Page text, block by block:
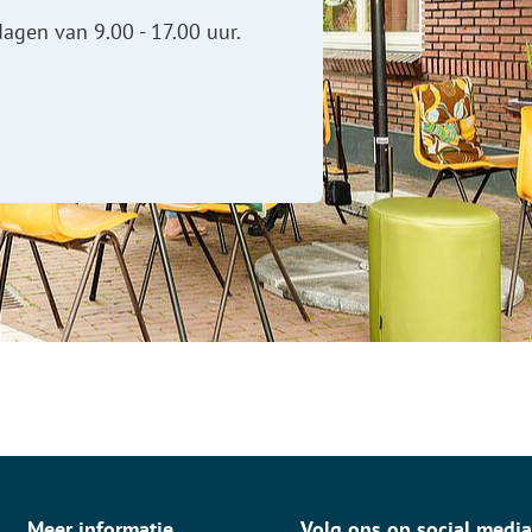
van 9.00 - 17.00 uur.